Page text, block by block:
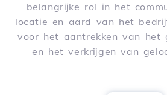
belangrijke rol in het
locatie en aard van het
voor het aantrekken van het
en het verkrijgen van